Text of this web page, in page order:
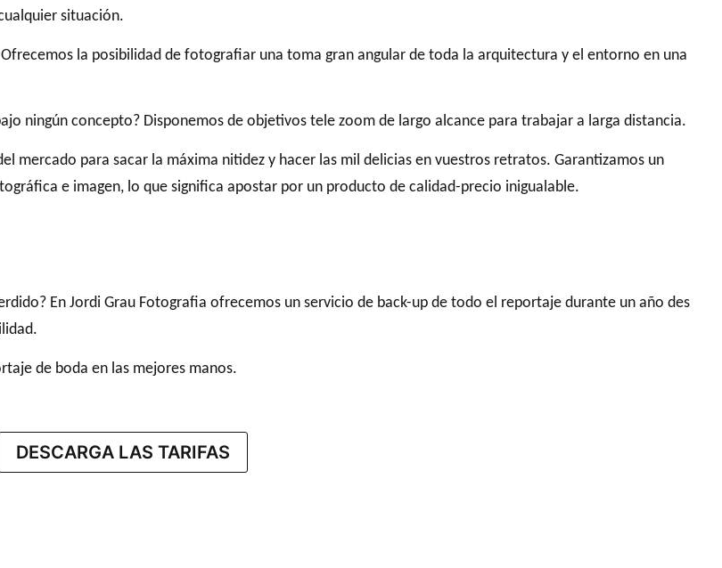
situación.
la posibilidad de fotografiar una toma gran angular de toda la arquitectura y el entorno en una
ningún concepto? Disponemos de objetivos tele zoom de largo alcance para trabajar a larga distancia.
para sacar la máxima nitidez y hacer las mil delicias en vuestros retratos. Garantizamos un
e imagen, lo que significa apostar por un producto de calidad-precio inigualable.
En Jordi Grau Fotografia ofrecemos un servicio de back-up de todo el reportaje durante un año des
de boda en las mejores manos.
DESCARGA LAS TARIFAS